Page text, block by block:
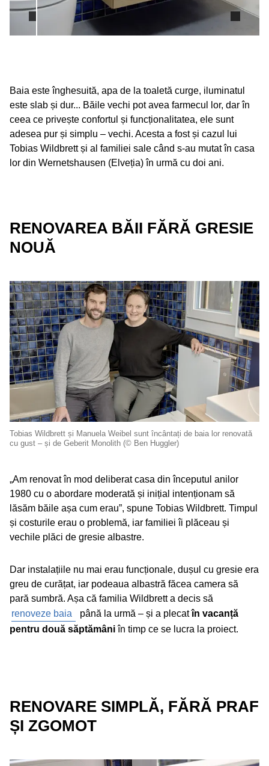
Baia este înghesuită, apa de la toaletă curge, iluminatul
este slab și dur... Băile vechi pot avea farmecul lor, dar în
ceea ce privește confortul și funcționalitatea, ele sunt
adesea pur și simplu – vechi. Acesta a fost și cazul lui
Tobias Wildbrett și al familiei sale când s-au mutat în casa
lor din Wernetshausen (Elveția) în urmă cu doi ani.
RENOVAREA BĂII FĂRĂ GRESIE
NOUĂ
Tobias Wildbrett și Manuela Weibel sunt încântați de baia lor renovată
cu gust – și de Geberit Monolith (© Ben Huggler)
„Am renovat în mod deliberat casa din începutul anilor
1980 cu o abordare moderată și inițial intenționam să
lăsăm băile așa cum erau”, spune Tobias Wildbrett. Timpul
și costurile erau o problemă, iar familiei îi plăceau și
vechile plăci de gresie albastre.
Dar instalațiile nu mai erau funcționale, dușul cu gresie era
greu de curățat, iar podeaua albastră făcea camera să
pară sumbră. Așa că familia Wildbrett a decis să
renoveze baia
până la urmă – și a plecatîn vacanță
pentru două săptămâniîn timp ce se lucra la proiect.
RENOVARE SIMPLĂ, FĂRĂ PRAF
ȘI ZGOMOT